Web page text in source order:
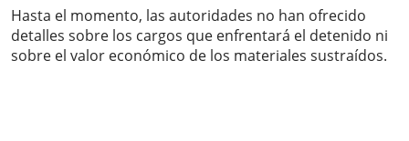
Hasta el momento, las autoridades no han ofrecido
detalles sobre los cargos que enfrentará el detenido ni
sobre el valor económico de los materiales sustraídos.